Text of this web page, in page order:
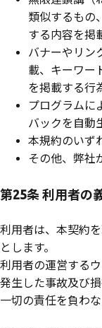
類似するもの
する内容を掲
バナーやリン
載、キーワー
を掲載する行
プログラムに
バックを自動
本規約のいず
その他、弊社
第25条 利用者の
利用者は、本契約
とします。
利用者の運営する
発生した事故及び
一切の責任を負わな